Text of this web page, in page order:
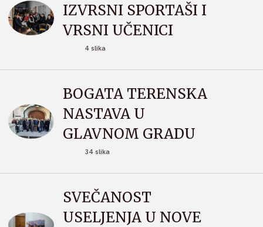
IZVRSNI SPORTAŠI I
VRSNI UČENICI
4 slika
BOGATA TERENSKA
NASTAVA U
GLAVNOM GRADU
34 slika
SVEČANOST
USELJENJA U NOVE